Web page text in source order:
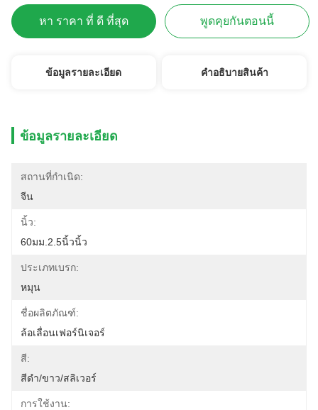
หา ราคา ที่ ดี ที่สุด พูดคุยกันตอนนี้
ข้อมูลรายละเอียด คําอธิบายสินค้า
ข้อมูลรายละเอียด
สถานที่กำเนิด:
จีน
นิ้ว:
60มม.2.5นิ้วนิ้ว
ประเภทเบรก:
หมุน
ชื่อผลิตภัณฑ์:
ล้อเลื่อนเฟอร์นิเจอร์
สี:
สีดํา/ขาว/สลิเวอร์
การใช้งาน: